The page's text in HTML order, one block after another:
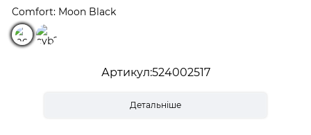
цінують практичність, безпеку й естетику в одному
рішенні.
Comfort: Moon Black
Артикул524002517
Детальніше